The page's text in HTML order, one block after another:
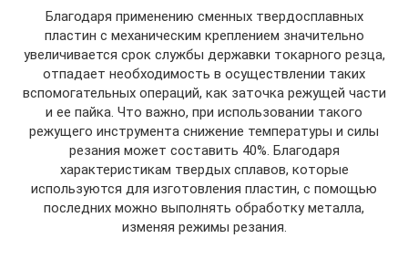
Благодаря применению сменных твердосплавных
пластин с механическим креплением значительно
увеличивается срок службы державки токарного резца,
отпадает необходимость в осуществлении таких
вспомогательных операций, как заточка режущей части
и ее пайка. Что важно, при использовании такого
режущего инструмента снижение температуры и силы
резания может составить 40%. Благодаря
характеристикам твердых сплавов, которые
используются для изготовления пластин, с помощью
последних можно выполнять обработку металла,
изменяя режимы резания.